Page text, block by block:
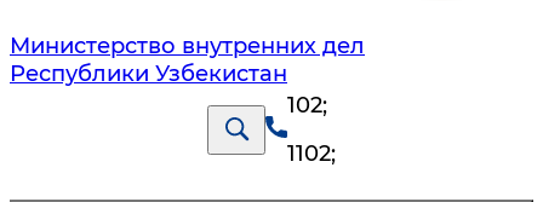
Министерство внутренних дел
Республики Узбекистан
102;
1102;